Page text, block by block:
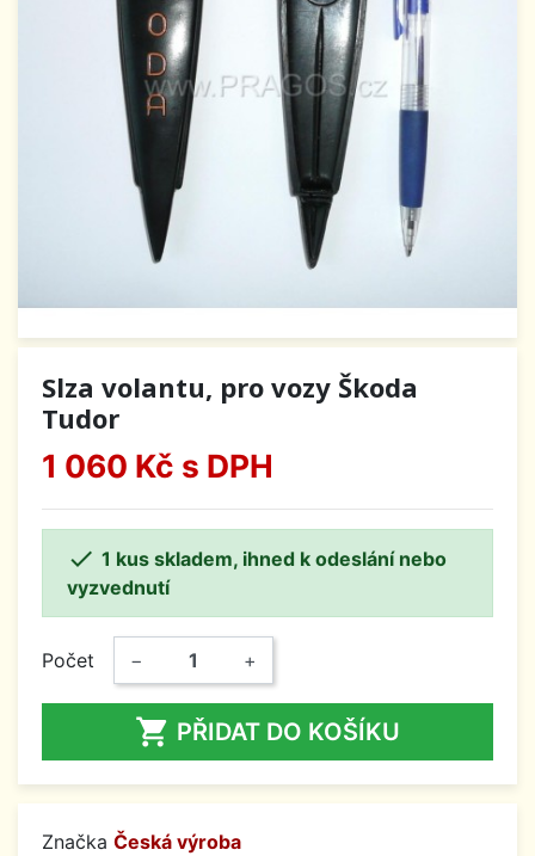
Slza volantu, pro vozy Škoda
Tudor
1 060 Kč s DPH
 1 kus skladem, ihned k odeslání nebo
vyzvednutí
Počet − +
 PŘIDAT DO KOŠÍKU
Značka Česká výroba